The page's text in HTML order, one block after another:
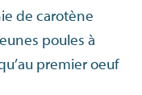
de carotène
poules à
premier oeuf